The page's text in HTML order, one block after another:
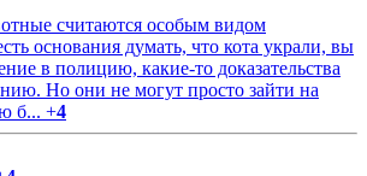
считаются особым видом
основания думать, что кота украли, вы
в полицию, какие-то доказательства
Но они не могут просто зайти на
б... +4